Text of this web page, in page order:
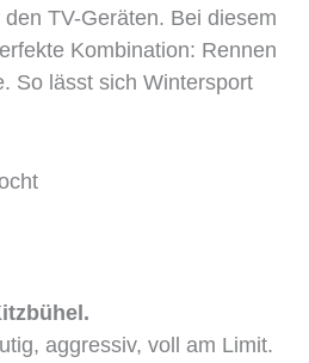
TV-Geräten. Bei diesem
Kombination: Rennen
So lässt sich Wintersport
aggressiv, voll am Limit.